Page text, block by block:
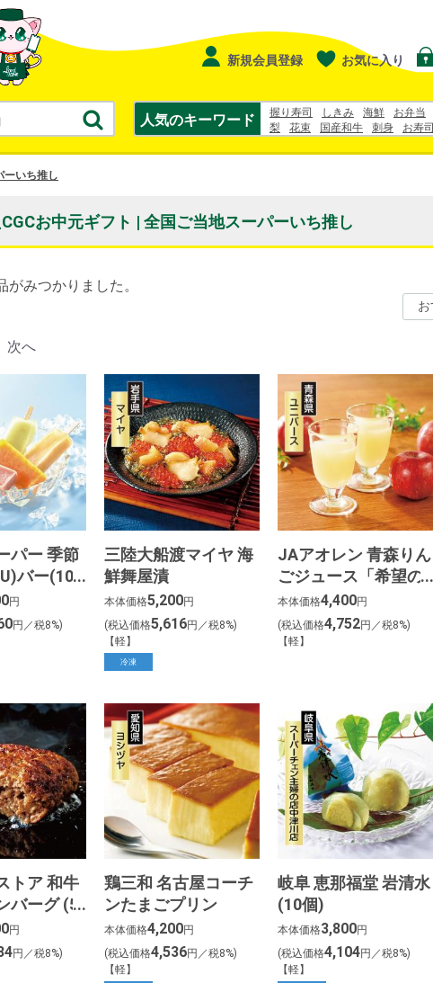
新規会員登録 お気に入り
人気のキーワード 握り寿司 しきみ 海鮮 お弁当
梨
花束 国産和牛 刺身 お寿司
ーいち推し
お中元ギフト | 全国ご当地スーパーいち推し
がみつかりました。
次へ
パー 季節
バー(10
円
円／税8%)
三陸大船渡マイヤ 海
鮮舞屋漬
本体価格5,200円
(税込価格5,616円／税8%)
【軽】
冷凍
JAアオレン 青森りん
ごジュース「希望の
雫（6本）」
本体価格4,400円
(税込価格4,752円／税8%)
【軽】
トア 和牛
バーグ (5
円
円／税8%)
鶏三和 名古屋コーチ
ンたまごプリン
本体価格4,200円
(税込価格4,536円／税8%)
【軽】
岐阜 恵那福堂 岩清水
(10個)
本体価格3,800円
(税込価格4,104円／税8%)
【軽】